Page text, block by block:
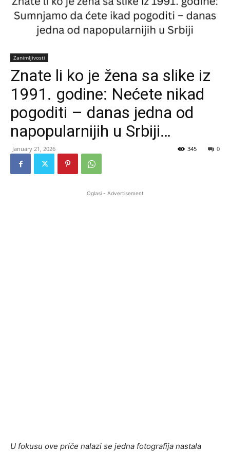
Zanimljivosti
Znate li ko je žena sa slike iz
1991. godine: Nećete nikad
pogoditi – danas jedna od
napopularnijih u Srbiji…
January 21, 2026 0
345
Oglasi - Advertisement
U fokusu ove priče nalazi se jedna fotografija nastala